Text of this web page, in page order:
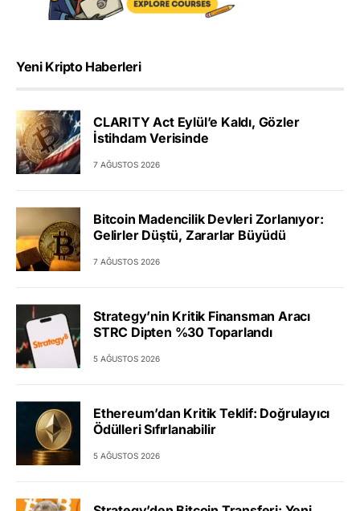
Yeni Kripto Haberleri
CLARITY Act Eylül’e Kaldı, Gözler
İstihdam Verisinde
7 AĞUSTOS 2026
Bitcoin Madencilik Devleri Zorlanıyor:
Gelirler Düştü, Zararlar Büyüdü
7 AĞUSTOS 2026
Strategy’nin Kritik Finansman Aracı
STRC Dipten %30 Toparlandı
5 AĞUSTOS 2026
Ethereum’dan Kritik Teklif: Doğrulayıcı
Ödülleri Sıfırlanabilir
5 AĞUSTOS 2026